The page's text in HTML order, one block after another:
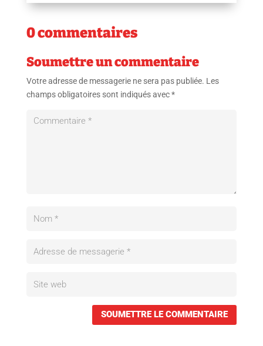
0 commentaires
Soumettre un commentaire
Votre adresse de messagerie ne sera pas publiée. Les
champs obligatoires sont indiqués avec*
SOUMETTRE LE COMMENTAIRE